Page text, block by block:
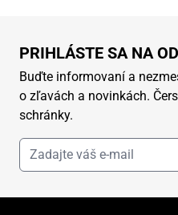
PRIHLÁSTE SA NA
Buďte informovaní a
o zľavách a novinkách.
schránky.